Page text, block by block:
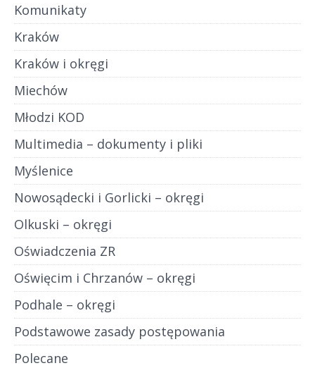
Komunikaty
Kraków
Kraków i okręgi
Miechów
Młodzi KOD
Multimedia – dokumenty i pliki
Myślenice
Nowosądecki i Gorlicki – okręgi
Olkuski – okręgi
Oświadczenia ZR
Oświęcim i Chrzanów – okręgi
Podhale – okręgi
Podstawowe zasady postępowania
Polecane